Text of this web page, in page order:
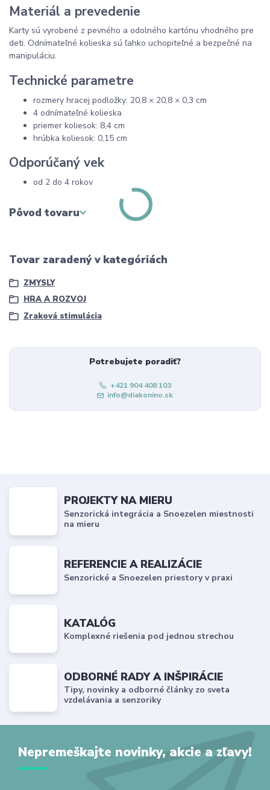
Materiál a prevedenie
Karty sú vyrobené z pevného a odolného kartónu vhodného pre
deti. Odnímateľné kolieska sú ľahko uchopiteľné a bezpečné na
manipuláciu.
Technické parametre
rozmery hracej podložky: 20,8 × 20,8 × 0,3 cm
4 odnímateľné kolieska
priemer koliesok: 8,4 cm
hrúbka koliesok: 0,15 cm
Odporúčaný vek
od 2 do 4 rokov
Pôvod tovaru
Tovar zaradený v kategóriách
ZMYSLY
HRA A ROZVOJ
Zraková stimulácia
Potrebujete poradiť?
+421 904 408 103
info@diakonino.sk
PROJEKTY NA MIERU
Senzorická integrácia a Snoezelen miestnosti
na mieru
REFERENCIE A REALIZÁCIE
Senzorické a Snoezelen priestory v praxi
KATALÓG
Komplexné riešenia pod jednou strechou
ODBORNÉ RADY A INŠPIRÁCIE
Tipy, novinky a odborné články zo sveta
vzdelávania a senzoriky
Nepremeškajte novinky, akcie a zľavy!